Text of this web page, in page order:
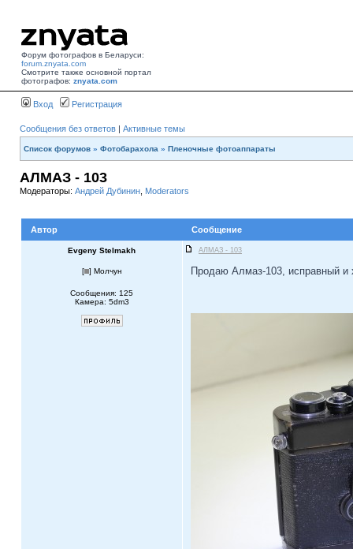
Форум фотографов в Беларуси:
forum.znyata.com
Смотрите также основной портал
фотографов: znyata.com
Вход Регистрация
Сообщения без ответов | Активные темы
Список форумов » Фотобарахола » Пленочные фотоаппараты
АЛМАЗ - 103
Модераторы: Андрей Дубинин Moderators
Автор Сообщение
Evgeny Stelmakh АЛМАЗ - 103
[ ] Молчун
Сообщения: 125
Камера: 5dm3
Продаю Алмаз-103, исправный